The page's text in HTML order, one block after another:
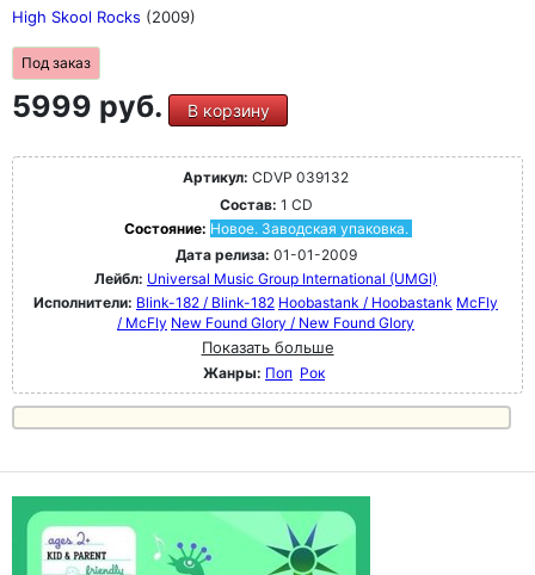
High Skool Rocks (2009)
Под заказ
5999 руб. В корзину
Артикул: CDVP 039132
Состав: 1 CD
Состояние: Новое. Заводская упаковка.
Дата релиза: 01-01-2009
Лейбл: Universal Music Group International (UMGI)
Исполнители: Blink-182 / Blink-182 Hoobastank / Hoobastank McFly
/ McFly New Found Glory / New Found Glory
Показать больше
Жанры: Поп Рок